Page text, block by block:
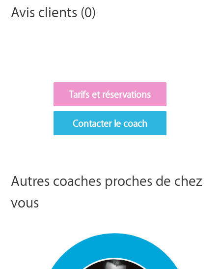
Avis clients (0)
Tarifs et réservations
Contacter le coach
Autres coaches proches de chez
vous